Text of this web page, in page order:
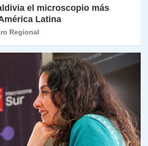
el microscopio más
Latina
Regional